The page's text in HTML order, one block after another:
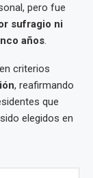
pero fue
sufragio ni
años.
criterios
, reafirmando
que
elegidos en